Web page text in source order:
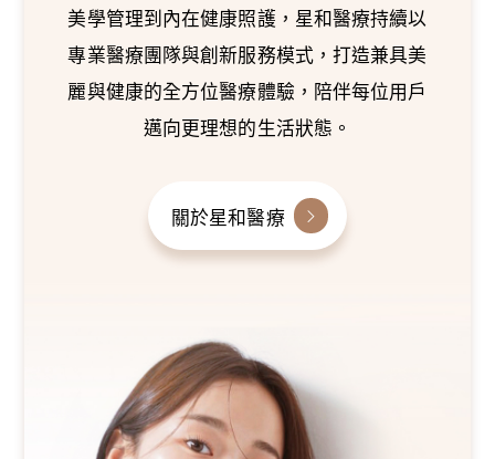
美學管理到內在健康照護，星和醫療持續以
專業醫療團隊與創新服務模式，打造兼具美
麗與健康的全方位醫療體驗，陪伴每位用戶
邁向更理想的生活狀態。
關於星和醫療